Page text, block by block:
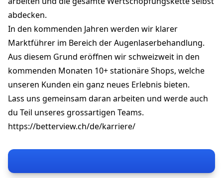
abdecken.
In den kommenden Jahren werden wir klarer
Marktführer im Bereich der Augenlaserbehandlung.
Aus diesem Grund eröffnen wir schweizweit in den
kommenden Monaten 10+ stationäre Shops, welche
unseren Kunden ein ganz neues Erlebnis bieten.
Lass uns gemeinsam daran arbeiten und werde auch
du Teil unseres grossartigen Teams.
https://betterview.ch/de/karriere/